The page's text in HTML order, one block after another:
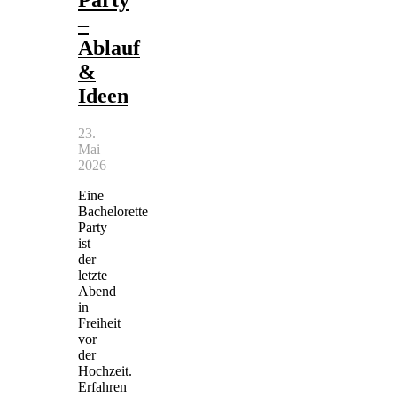
–
Ablauf
&
Ideen
23.
Mai
2026
Eine
Bachelorette
Party
ist
der
letzte
Abend
in
Freiheit
vor
der
Hochzeit.
Erfahren